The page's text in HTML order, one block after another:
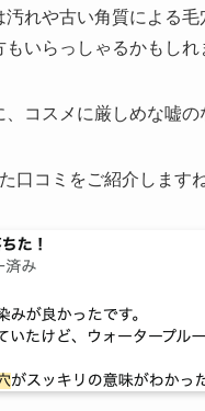
汚れや古い角質による
いらっしゃるかもしれ
コスメに厳しめな嘘
口コミをご紹介しますね